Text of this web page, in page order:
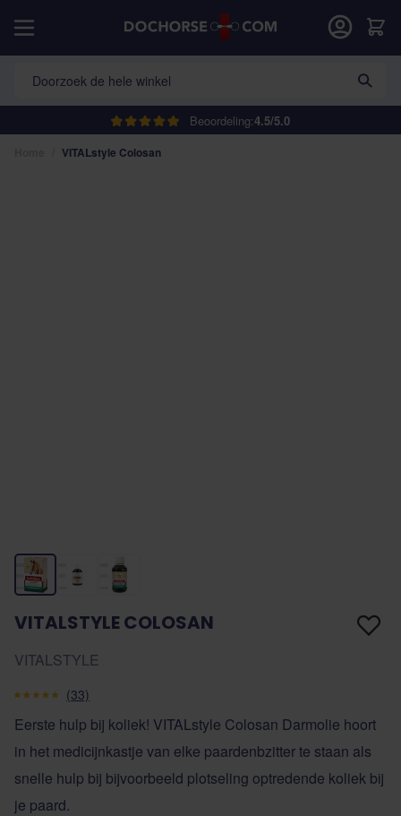
Beoordeling:4.5/5.0
Doorzoek de hele winkel
Cart
VITALstyle Colosan
VITALSTYLE COLOSAN
VITALSTYLE
(33)
Eerste hulp bij koliek! VITALstyle Colosan Darmolie hoort
in het medicijnkastje van elke paardenbzitter te staan als
snelle hulp bij bijvoorbeeld plotseling optredende koliek bij
je paard.